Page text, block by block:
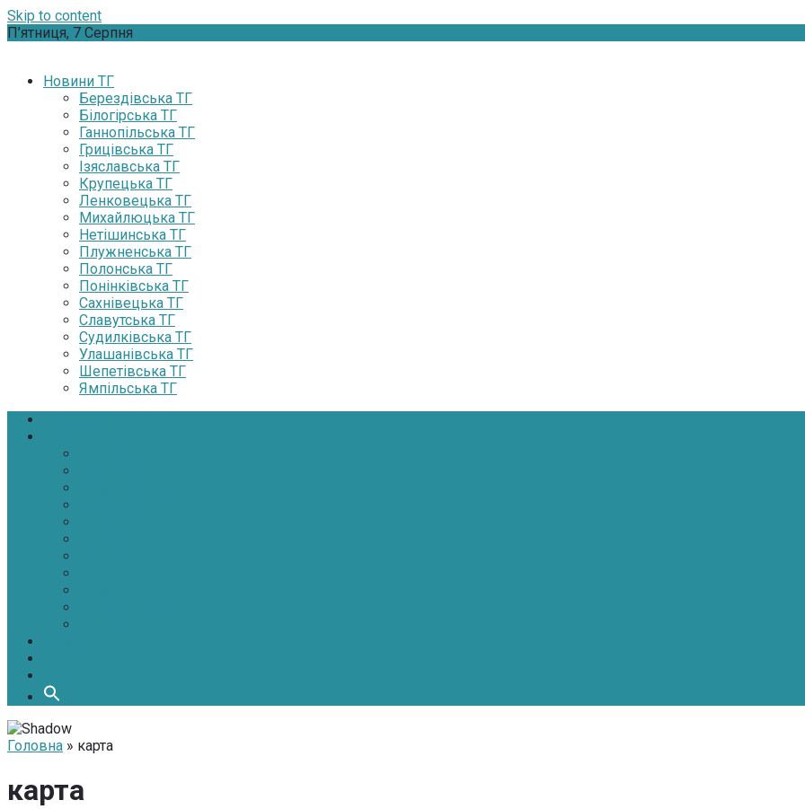
Skip to content
П’ятниця, 7 Серпня
Новини ТГ
Берездівська ТГ
Білогірська ТГ
Ганнопільська ТГ
Грицівська ТГ
Ізяславська ТГ
Крупецька ТГ
Ленковецька ТГ
Михайлюцька ТГ
Нетішинська ТГ
Плужненська ТГ
Полонська ТГ
Понінківська ТГ
Сахнівецька ТГ
Славутська ТГ
Судилківська ТГ
Улашанівська ТГ
Шепетівська ТГ
Ямпільська ТГ
Головна » карта
карта